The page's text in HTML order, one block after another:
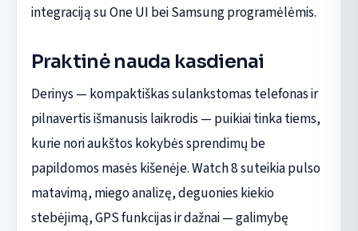
integraciją su One UI bei Samsung programėlėmis.
Praktinė nauda kasdienai
Derinys — kompaktiškas sulankstomas telefonas ir
pilnavertis išmanusis laikrodis — puikiai tinka tiems,
kurie nori aukštos kokybės sprendimų be
papildomos masės kišenėje. Watch 8 suteikia pulso
matavimą, miego analizę, deguonies kiekio
stebėjimą, GPS funkcijas ir dažnai — galimybę